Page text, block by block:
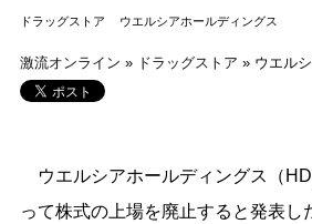
ドラッグストア ウエルシアホールディングス
激流オンライン » ドラッグストア » ウエル
ウエルシアホールディングス（
って株式の上場を廃止すると発表し